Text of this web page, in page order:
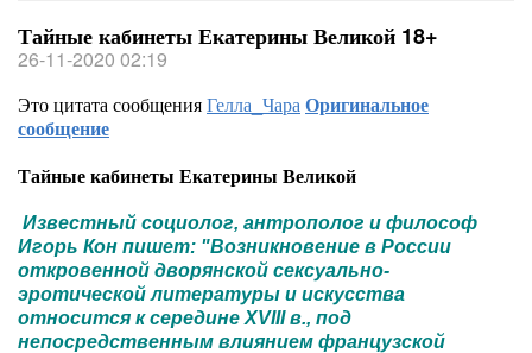
Тайные кабинеты Екатерины Великой 18+
26-11-2020 02:19
Это цитата сообщенияГелла_ЧараОригинальное
сообщение
Тайные кабинеты Екатерины Великой
Известный социолог, антрополог и философ
Игорь Кон пишет: "Возникновение в России
откровенной дворянской сексуально-
эротической литературы и искусства
относится к середине XVIII в., под
непосредственным влиянием французской